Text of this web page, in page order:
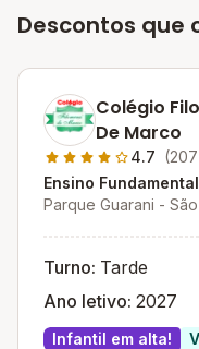
Descontos que
Colégio
De Marco
4.7
Ensino
Parque Guarani -
Turno: Tarde
Ano letivo: 2027
Infantil em alta!